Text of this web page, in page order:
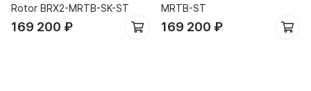
Rotor BRX2-MRTB-SK-ST
169 200 ₽
MRTB-ST
169 200 ₽